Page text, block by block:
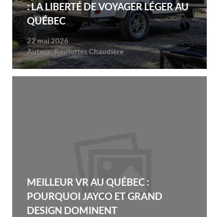
: LA LIBERTÉ DE VOYAGER LÉGER AU
QUÉBEC
22 mai 2026
Auteur :Roulottes Chaudière
MEILLEUR VR AU QUÉBEC :
POURQUOI JAYCO ET GRAND
DESIGN DOMINENT